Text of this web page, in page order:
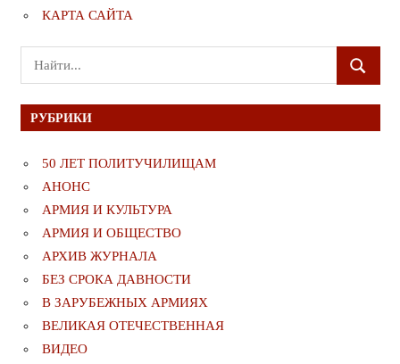
КАРТА САЙТА
Поиск
для:
ПОИСК
РУБРИКИ
50 ЛЕТ ПОЛИТУЧИЛИЩАМ
АНОНС
АРМИЯ И КУЛЬТУРА
АРМИЯ И ОБЩЕСТВО
АРХИВ ЖУРНАЛА
БЕЗ СРОКА ДАВНОСТИ
В ЗАРУБЕЖНЫХ АРМИЯХ
ВЕЛИКАЯ ОТЕЧЕСТВЕННАЯ
ВИДЕО